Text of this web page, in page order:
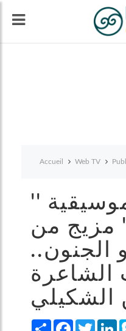
Accueil Web TV
''
مزيج من
الجنون..
الشاعرة
الشكيلي
Share Facebook
Twitter